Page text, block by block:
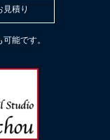
見積り
能です。